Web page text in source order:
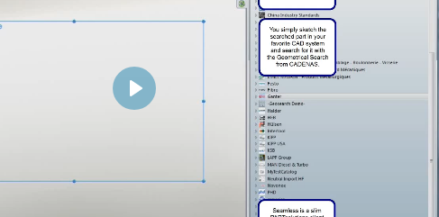
Play